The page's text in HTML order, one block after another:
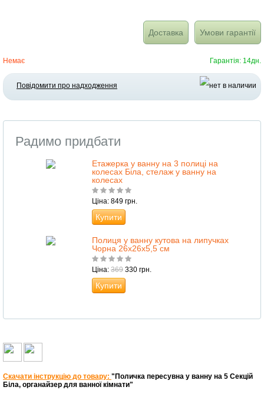
Доставка Умови гарантії
Немає Гарантія: 14дн.
Повідомити про надходження
Радимо придбати
Етажерка у ванну на 3 полиці на
колесах Біла, стелаж у ванну на
колесах
Ціна: 849 грн.
Купити
Полиця у ванну кутова на липучках
Чорна 26х26х5,5 см
Ціна: 369 330 грн.
Купити
Скачати інструкцію до товару: "Поличка пересувна у ванну на 5 Секцій
Біла, органайзер для ванної кімнати"